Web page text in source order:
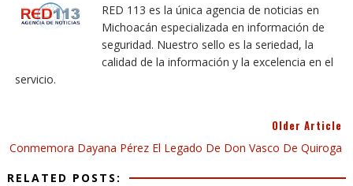
RED 113 es la única agencia de noticias en
Michoacán especializada en información de
seguridad. Nuestro sello es la seriedad, la
calidad de la información y la excelencia en el
servicio.
Older Article
Conmemora Dayana Pérez El Legado De Don Vasco De Quiroga
RELATED POSTS: